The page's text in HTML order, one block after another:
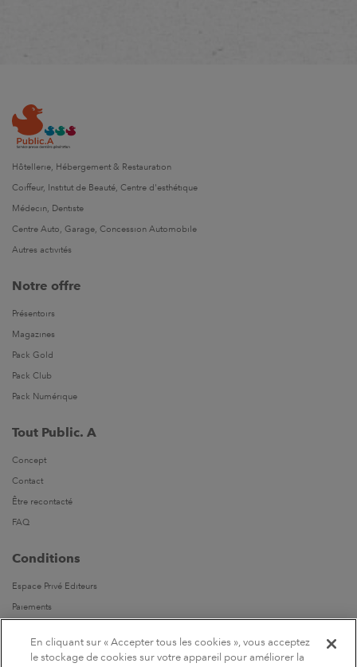
Hôtellerie, Hébergement & Restauration
Coiffeur, Institut de Beauté, Centre d'esthétique
Médecin, Dentiste
Centre Auto, Garage, Concession Automobile
Autres activités
Notre offre
Présentoirs
Magazines
Pack Gold
Pack Club
Pack Numérique
Tout Public. A
Concept
Contact
Être recontacté
FAQ
Conditions
Espace Privé Editeurs
Paiements
Parrainages
En cliquant sur « Accepter tous les cookies », vous acceptez
le stockage de cookies sur votre appareil pour améliorer la